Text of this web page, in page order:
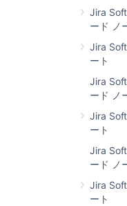
Jira
ード ノ
Jira
ート
Jira
ード ノ
Jira
ート
Jira
ード ノ
Jira
ート
以前のバ
ップグレ
知の問題はあり
ットに関する既
JIRA Software
策の説明があり
7.0 より前のバー
移行ハブ」を
ー管理、アプリ